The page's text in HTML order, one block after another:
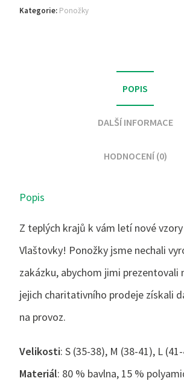
Kategorie: Ponožky
POPIS
DALŠÍ INFORMACE
HODNOCENÍ (0)
Popis
Z teplých krajů k vám letí nové
Vlaštovky! Ponožky jsme nechali
zakázku, abychom jimi prezentovali
jejich charitativního prodeje získali
na provoz.
Velikosti: S (35-38), M (38-41), L
Materiál: 80 % bavlna, 15 %